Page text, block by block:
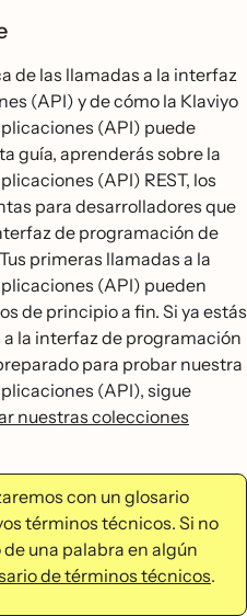
de las llamadas a la interfaz
(API) y de cómo la Klaviyo
(API) puede
guía, aprenderás sobre la
(API) REST, los
para desarrolladores que
de programación de
primeras llamadas a la
(API) pueden
de principio a fin. Si ya estás
la interfaz de programación
para probar nuestra
(API), sigue
nuestras colecciones
con un glosario
términos técnicos. Si no
una palabra en algún
de términos técnicos.